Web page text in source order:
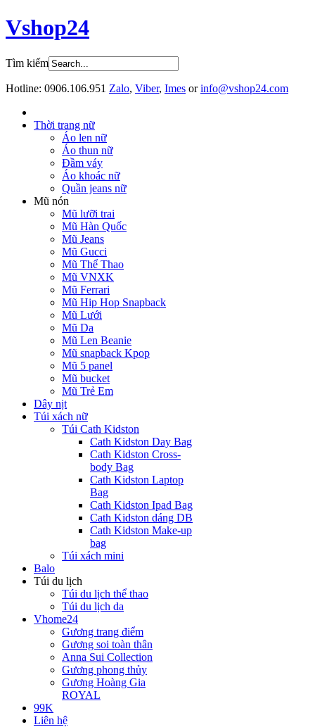
Vshop24
Tìm kiếm
Hotline: 0906.106.951 Zalo, Viber, Imes orinfo@vshop24.com
Thời trang nữ
Áo len nữ
Áo thun nữ
Đầm váy
Áo khoác nữ
Quần jeans nữ
Mũ nón
Mũ lưỡi trai
Mũ Hàn Quốc
Mũ Jeans
Mũ Gucci
Mũ Thể Thao
Mũ VNXK
Mũ Ferrari
Mũ Hip Hop Snapback
Mũ Lưới
Mũ Da
Mũ Len Beanie
Mũ snapback Kpop
Mũ 5 panel
Mũ bucket
Mũ Trẻ Em
Dây nịt
Túi xách nữ
Túi Cath Kidston
Cath Kidston Day Bag
Cath Kidston Cross-
body Bag
Cath Kidston Laptop
Bag
Cath Kidston Ipad Bag
Cath Kidston dáng DB
Cath Kidston Make-up
bag
Túi xách mini
Balo
Túi du lịch
Túi du lịch thể thao
Túi du lịch da
Vhome24
Gương trang điểm
Gương soi toàn thân
Anna Sui Collection
Gương phong thủy
Gương Hoàng Gia
ROYAL
99K
Liên hệ